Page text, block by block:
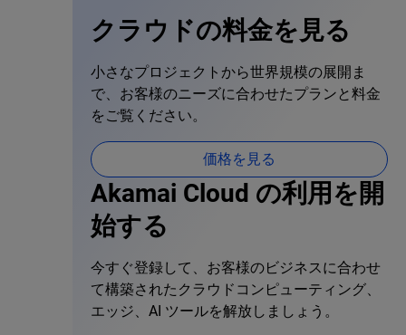
クラウドの料金を見る
小さなプロジェクトから世界規模の展開ま
で、お客様のニーズに合わせたプランと料金
をご覧ください。
価格を見る
Akamai Cloud の利用を開
始する
今すぐ登録して、お客様のビジネスに合わせ
て構築されたクラウドコンピューティング、
エッジ、AI ツールを解放しましょう。